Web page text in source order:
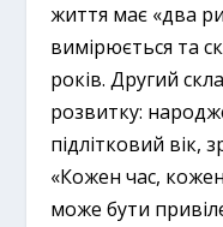
життя має «два
вимірюється та
років. Другий
розвитку:
підлітковий вік,
«Кожен час,
може бути